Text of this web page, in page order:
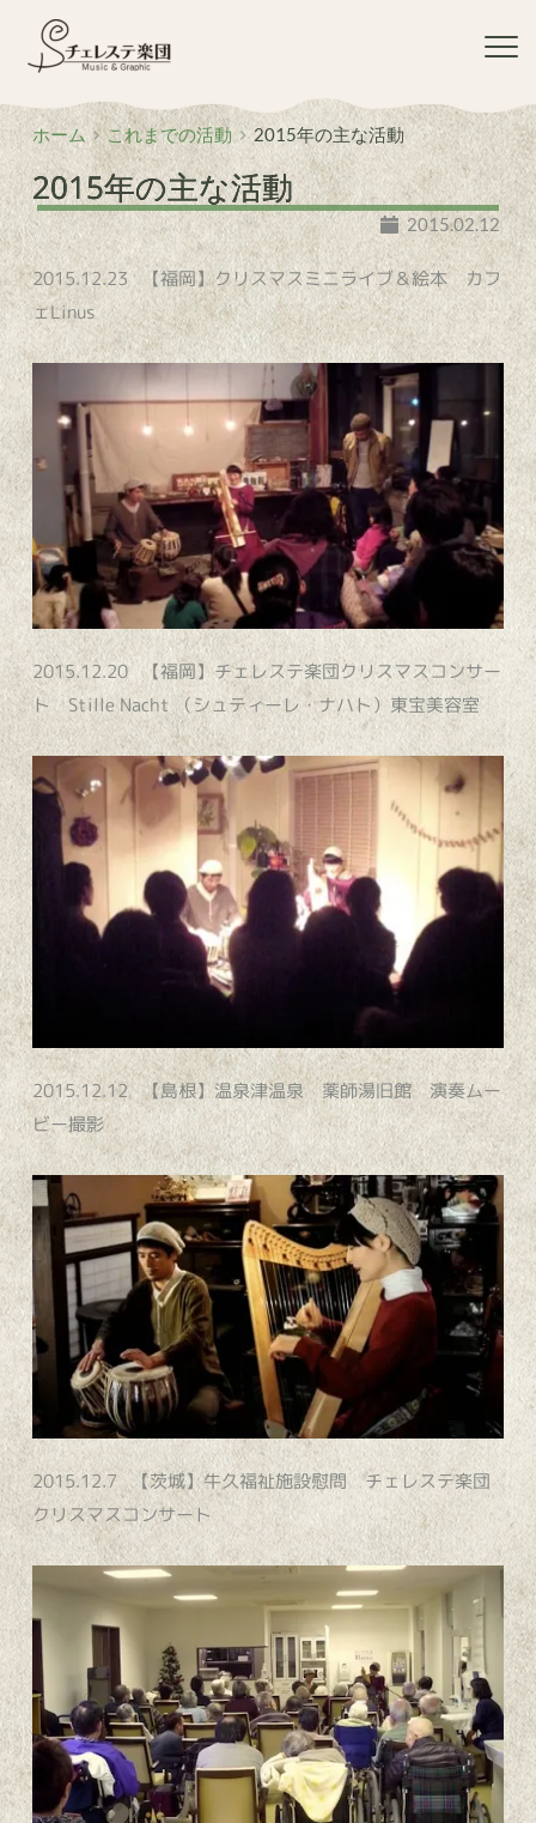
ツ
へ
ス
キ
ッ
プ
ホーム これまでの活動 2015年の主な活動
2015年の主な活動
2015.02.12
2015.12.23 【福岡】クリスマスミニライブ＆絵本 カフ
ェLinus
2015.12.20 【福岡】チェレステ楽団クリスマスコンサー
ト Stille Nacht （シュティーレ・ナハト）東宝美容室
2015.12.12 【島根】温泉津温泉 薬師湯旧館 演奏ムー
ビー撮影
2015.12.7 【茨城】牛久福祉施設慰問 チェレステ楽団
クリスマスコンサート